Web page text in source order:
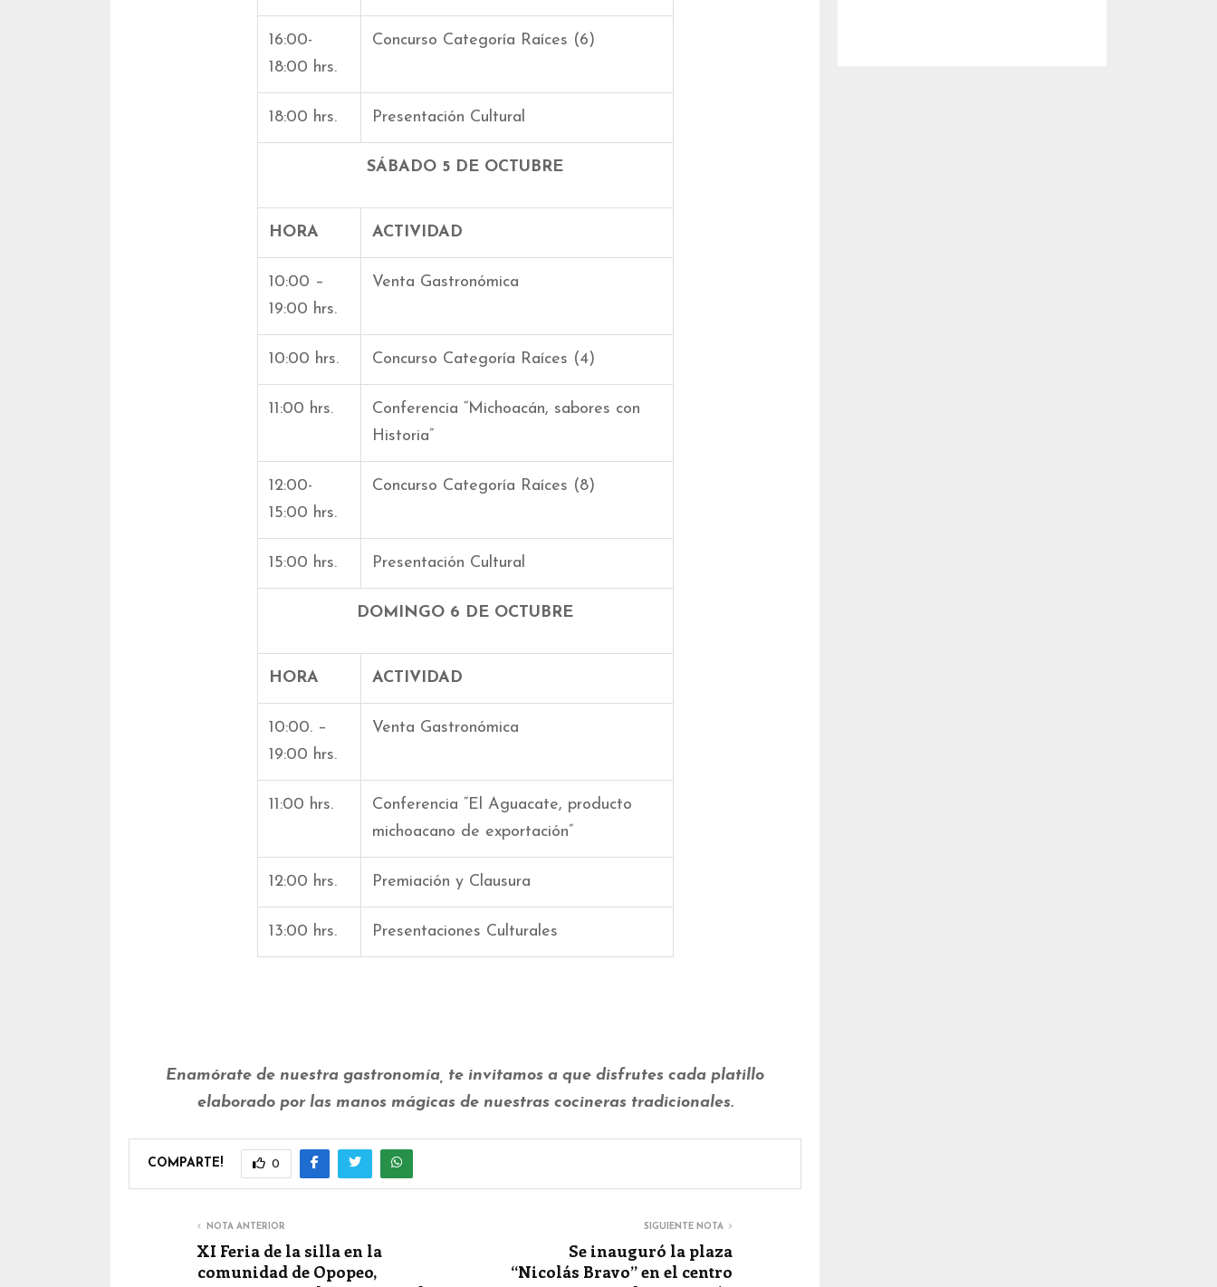
16:00-
18:00 hrs.
Concurso Categoría Raíces (6)
18:00 hrs. Presentación Cultural
SÁBADO 5 DE OCTUBRE
HORA ACTIVIDAD
10:00 –
19:00 hrs.
Venta Gastronómica
10:00 hrs. Concurso Categoría Raíces (4)
11:00 hrs.
Conferencia “Michoacán, sabores con
Historia”
12:00-
15:00 hrs.
Concurso Categoría Raíces (8)
15:00 hrs. Presentación Cultural
DOMINGO 6 DE OCTUBRE
HORA ACTIVIDAD
10:00. –
19:00 hrs.
Venta Gastronómica
11:00 hrs.
Conferencia “El Aguacate, producto
michoacano de exportación”
12:00 hrs. Premiación y Clausura
13:00 hrs. Presentaciones Culturales
Enamórate de nuestra gastronomía, te invitamos a que disfrutes cada platillo
elaborado por las manos mágicas de nuestras cocineras tradicionales.
COMPARTE! 0
NOTA ANTERIOR
XI Feria de la silla en la
comunidad de Opopeo,
SIGUIENTE NOTA
Se inauguró la plaza
“Nicolás Bravo” en el centro